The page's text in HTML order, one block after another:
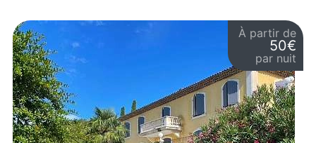
À partir de
50€
par nuit